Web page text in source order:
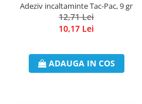
Adeziv incaltaminte Tac-Pac, 9 gr
12,71 Lei
10,17 Lei
ADAUGA IN COS